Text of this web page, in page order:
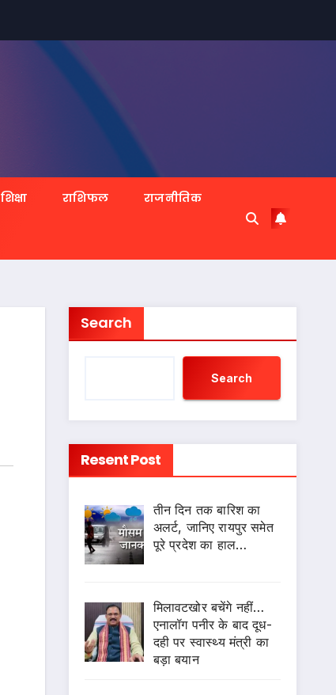
शिक्षा राशिफल राजनीतिक
Search
Search
Resent Post
तीन दिन तक बारिश का
अलर्ट, जानिए रायपुर समेत
पूरे प्रदेश का हाल…
मिलावटखोर बचेंगे नहीं…
एनालॉग पनीर के बाद दूध-
दही पर स्वास्थ्य मंत्री का
बड़ा बयान